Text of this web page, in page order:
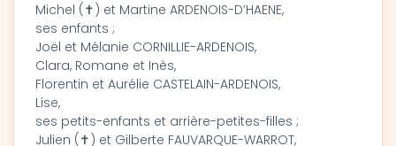
Michel (✝) et Martine ARDENOIS-D’HAENE,
ses enfants ;
Joël et Mélanie CORNILLIE-ARDENOIS,
Clara, Romane et Inès,
Florentin et Aurélie CASTELAIN-ARDENOIS,
Lise,
ses petits-enfants et arrière-petites-filles ;
Julien (✝) et Gilberte FAUVARQUE-WARROT,